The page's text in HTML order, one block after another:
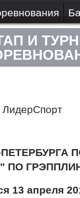
И
ПО
13 апреля